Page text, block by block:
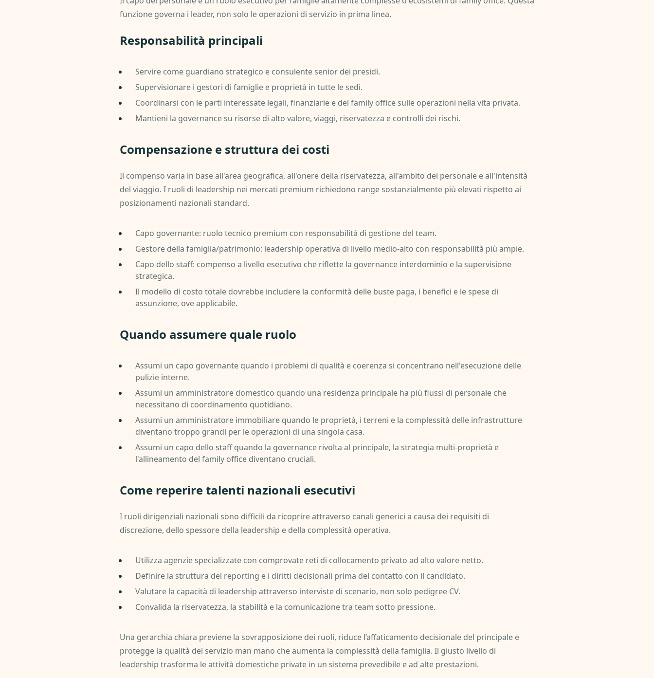
funzione governa i leader, non solo le operazioni di servizio in prima linea.
Responsabilità principali
Servire come guardiano strategico e consulente senior dei presidi.
Supervisionare i gestori di famiglie e proprietà in tutte le sedi.
Coordinarsi con le parti interessate legali, finanziarie e del family office sulle operazioni nella vita privata.
Mantieni la governance su risorse di alto valore, viaggi, riservatezza e controlli dei rischi.
Compensazione e struttura dei costi
Il compenso varia in base all'area geografica, all'onere della riservatezza, all'ambito del personale e all'intensità
del viaggio. I ruoli di leadership nei mercati premium richiedono range sostanzialmente più elevati rispetto ai
posizionamenti nazionali standard.
Capo governante: ruolo tecnico premium con responsabilità di gestione del team.
Gestore della famiglia/patrimonio: leadership operativa di livello medio-alto con responsabilità più ampie.
Capo dello staff: compenso a livello esecutivo che riflette la governance interdominio e la supervisione
strategica.
Il modello di costo totale dovrebbe includere la conformità delle buste paga, i benefici e le spese di
assunzione, ove applicabile.
Quando assumere quale ruolo
Assumi un capo governante quando i problemi di qualità e coerenza si concentrano nell'esecuzione delle
pulizie interne.
Assumi un amministratore domestico quando una residenza principale ha più flussi di personale che
necessitano di coordinamento quotidiano.
Assumi un amministratore immobiliare quando le proprietà, i terreni e la complessità delle infrastrutture
diventano troppo grandi per le operazioni di una singola casa.
Assumi un capo dello staff quando la governance rivolta al principale, la strategia multi-proprietà e
l'allineamento del family office diventano cruciali.
Come reperire talenti nazionali esecutivi
I ruoli dirigenziali nazionali sono difficili da ricoprire attraverso canali generici a causa dei requisiti di
discrezione, dello spessore della leadership e della complessità operativa.
Utilizza agenzie specializzate con comprovate reti di collocamento privato ad alto valore netto.
Definire la struttura del reporting e i diritti decisionali prima del contatto con il candidato.
Valutare la capacità di leadership attraverso interviste di scenario, non solo pedigree CV.
Convalida la riservatezza, la stabilità e la comunicazione tra team sotto pressione.
Una gerarchia chiara previene la sovrapposizione dei ruoli, riduce l’affaticamento decisionale del principale e
protegge la qualità del servizio man mano che aumenta la complessità della famiglia. Il giusto livello di
leadership trasforma le attività domestiche private in un sistema prevedibile e ad alte prestazioni.